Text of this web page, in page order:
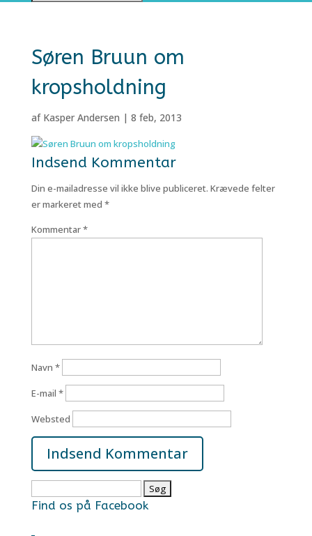
Søren Bruun om
kropsholdning
af Kasper Andersen | 8 feb, 2013
Indsend Kommentar
Din e-mailadresse vil ikke blive publiceret. Krævede felter
er markeret med *
Kommentar*
Navn *
E-mail *
Websted
efter:
Find os på Facebook